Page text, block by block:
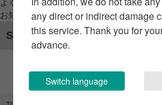
よくあるご質問 / お問い合わせ
お知らせ
SNSアカウント
any direct or indirect damage
this service. Thank you for
advance.
Switch language